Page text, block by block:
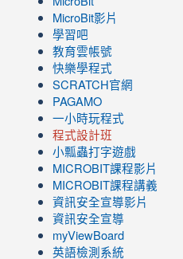
MicroBit影片
學習吧
教育雲帳號
快樂學程式
SCRATCH官網
PAGAMO
一小時玩程式
程式設計班
小瓢蟲打字遊戲
link
to
https://
ZBGmXwlbUndNA/
MICROBIT課程影片
link
to
https://
ZBGmXwlbUndNA/
MICROBIT課程講義
資訊安全宣導影片
資訊安全宣導
myViewBoard
英語檢測系統